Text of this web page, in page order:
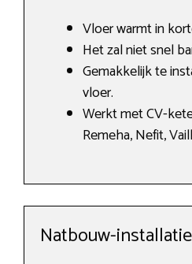
Vloer warmt in
Het zal niet snel
Gemakkelijk te
vloer.
Werkt met CV-
Remeha, Nefit,
Natbouw-installatie